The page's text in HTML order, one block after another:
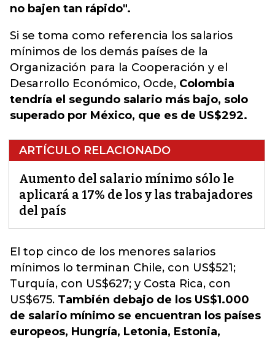
no bajen tan rápido".
Si se toma como referencia los salarios
mínimos de los demás países de la
Organización para la Cooperación y el
Desarrollo Económico, Ocde, Colombia
tendría el segundo salario más bajo, solo
superado por México, que es de US$292.
ARTÍCULO RELACIONADO
Aumento del salario mínimo sólo le
aplicará a 17% de los y las trabajadores
del país
El top cinco de los menores salarios
mínimos lo terminan Chile, con US$521;
Turquía, con US$627; y Costa Rica, con
US$675. También debajo de los US$1.000
de salario mínimo se encuentran los países
europeos, Hungría, Letonia, Estonia,